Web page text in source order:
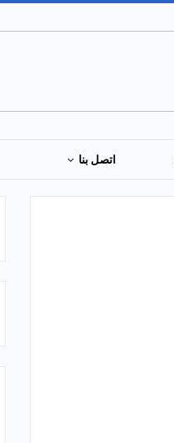
اتصل بنا